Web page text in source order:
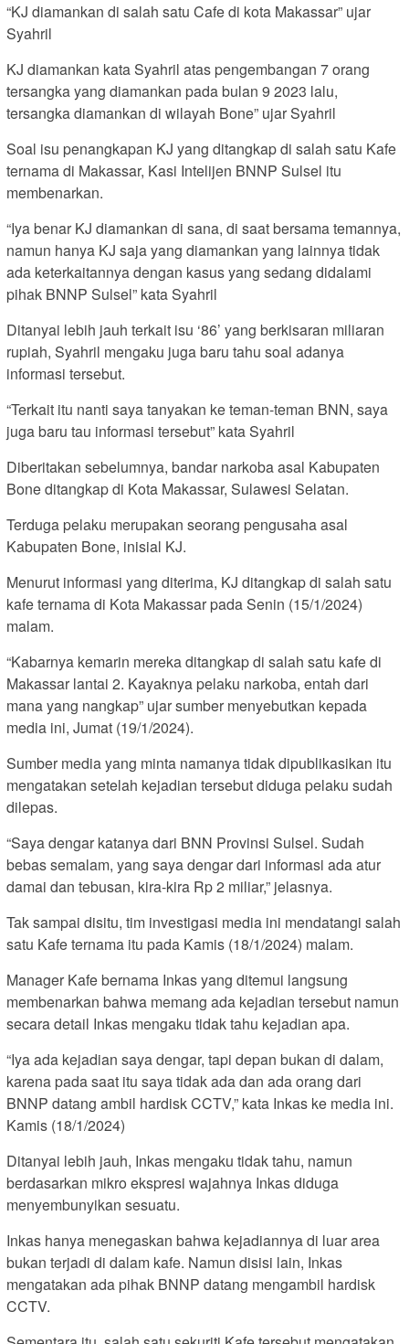
“KJ diamankan di salah satu Cafe di kota Makassar” ujar
Syahril
KJ diamankan kata Syahril atas pengembangan 7 orang
tersangka yang diamankan pada bulan 9 2023 lalu,
tersangka diamankan di wilayah Bone” ujar Syahril
Soal isu penangkapan KJ yang ditangkap di salah satu Kafe
ternama di Makassar, Kasi Intelijen BNNP Sulsel itu
membenarkan.
“Iya benar KJ diamankan di sana, di saat bersama temannya,
namun hanya KJ saja yang diamankan yang lainnya tidak
ada keterkaitannya dengan kasus yang sedang didalami
pihak BNNP Sulsel” kata Syahril
Ditanyai lebih jauh terkait isu ‘86’ yang berkisaran miliaran
rupiah, Syahril mengaku juga baru tahu soal adanya
informasi tersebut.
“Terkait itu nanti saya tanyakan ke teman-teman BNN, saya
juga baru tau informasi tersebut” kata Syahril
Diberitakan sebelumnya, bandar narkoba asal Kabupaten
Bone ditangkap di Kota Makassar, Sulawesi Selatan.
Terduga pelaku merupakan seorang pengusaha asal
Kabupaten Bone, inisial KJ.
Menurut informasi yang diterima, KJ ditangkap di salah satu
kafe ternama di Kota Makassar pada Senin (15/1/2024)
malam.
“Kabarnya kemarin mereka ditangkap di salah satu kafe di
Makassar lantai 2. Kayaknya pelaku narkoba, entah dari
mana yang nangkap” ujar sumber menyebutkan kepada
media ini, Jumat (19/1/2024).
Sumber media yang minta namanya tidak dipublikasikan itu
mengatakan setelah kejadian tersebut diduga pelaku sudah
dilepas.
“Saya dengar katanya dari BNN Provinsi Sulsel. Sudah
bebas semalam, yang saya dengar dari informasi ada atur
damai dan tebusan, kira-kira Rp 2 miliar,” jelasnya.
Tak sampai disitu, tim investigasi media ini mendatangi salah
satu Kafe ternama itu pada Kamis (18/1/2024) malam.
Manager Kafe bernama Inkas yang ditemui langsung
membenarkan bahwa memang ada kejadian tersebut namun
secara detail Inkas mengaku tidak tahu kejadian apa.
“Iya ada kejadian saya dengar, tapi depan bukan di dalam,
karena pada saat itu saya tidak ada dan ada orang dari
BNNP datang ambil hardisk CCTV,” kata Inkas ke media ini.
Kamis (18/1/2024)
Ditanyai lebih jauh, Inkas mengaku tidak tahu, namun
berdasarkan mikro ekspresi wajahnya Inkas diduga
menyembunyikan sesuatu.
Inkas hanya menegaskan bahwa kejadiannya di luar area
bukan terjadi di dalam kafe. Namun disisi lain, Inkas
mengatakan ada pihak BNNP datang mengambil hardisk
CCTV.